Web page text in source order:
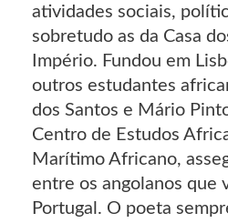
atividades sociais,
sobretudo as da Casa
Império. Fundou em
outros estudantes
dos Santos e Mário
Centro de Estudos
Marítimo Africano,
entre os angolanos que
Portugal. O poeta